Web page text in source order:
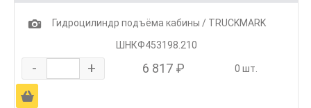
1
Гидроцилиндр подъёма кабины / TRUCKMARK
ШНКФ453198.210
- + 6 817 ₽ 0 шт.
Ä